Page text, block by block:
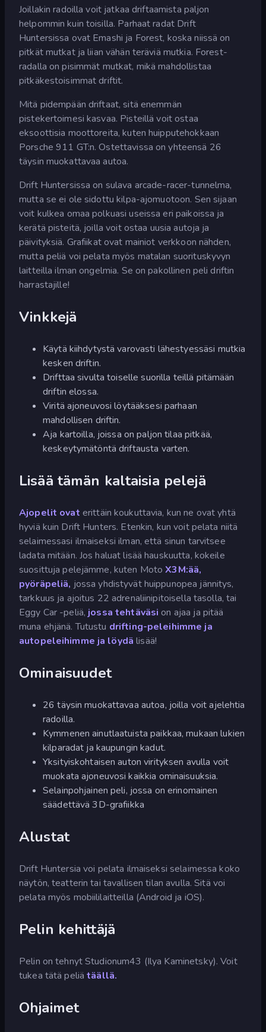
Joillakin radoilla voit jatkaa driftaamista paljon
helpommin kuin toisilla. Parhaat radat Drift
Huntersissa ovat Emashi ja Forest, koska niissä on
pitkät mutkat ja liian vähän teräviä mutkia. Forest-
radalla on pisimmät mutkat, mikä mahdollistaa
pitkäkestoisimmat driftit.
Mitä pidempään driftaat, sitä enemmän
pistekertoimesi kasvaa. Pisteillä voit ostaa
eksoottisia moottoreita, kuten huipputehokkaan
Porsche 911 GT:n. Ostettavissa on yhteensä 26
täysin muokattavaa autoa.
Drift Huntersissa on sulava arcade-racer-tunnelma,
mutta se ei ole sidottu kilpa-ajomuotoon. Sen sijaan
voit kulkea omaa polkuasi useissa eri paikoissa ja
kerätä pisteitä, joilla voit ostaa uusia autoja ja
päivityksiä. Grafiikat ovat mainiot verkkoon nähden,
mutta peliä voi pelata myös matalan suorituskyvyn
laitteilla ilman ongelmia. Se on pakollinen peli driftin
harrastajille!
Vinkkejä
Käytä kiihdytystä varovasti lähestyessäsi mutkia
kesken driftin.
Drifttaa sivulta toiselle suorilla teillä pitämään
driftin elossa.
Viritä ajoneuvosi löytääksesi parhaan
mahdollisen driftin.
Aja kartoilla, joissa on paljon tilaa pitkää,
keskeytymätöntä driftausta varten.
Lisää tämän kaltaisia pelejä
Ajopelit ovat erittäin koukuttavia, kun ne ovat yhtä
hyviä kuin Drift Hunters. Etenkin, kun voit pelata niitä
selaimessasi ilmaiseksi ilman, että sinun tarvitsee
ladata mitään. Jos haluat lisää hauskuutta, kokeile
suosittuja pelejämme, kuten MotoX3M:ää,
pyöräpeliä, jossa yhdistyvät huippunopea jännitys,
tarkkuus ja ajoitus 22 adrenaliinipitoisella tasolla, tai
Eggy Car -peliä, jossa tehtäväsi on ajaa ja pitää
muna ehjänä. Tutustu drifting-peleihimme ja
autopeleihimme ja löydä lisää!
Ominaisuudet
26 täysin muokattavaa autoa, joilla voit ajelehtia
radoilla.
Kymmenen ainutlaatuista paikkaa, mukaan lukien
kilparadat ja kaupungin kadut.
Yksityiskohtaisen auton virityksen avulla voit
muokata ajoneuvosi kaikkia ominaisuuksia.
Selainpohjainen peli, jossa on erinomainen
säädettävä 3D-grafiikka
Alustat
Drift Huntersia voi pelata ilmaiseksi selaimessa koko
näytön, teatterin tai tavallisen tilan avulla. Sitä voi
pelata myös mobiililaitteilla (Android ja iOS).
Pelin kehittäjä
Pelin on tehnyt Studionum43 (Ilya Kaminetsky). Voit
tukea tätä peliätäällä.
Ohjaimet